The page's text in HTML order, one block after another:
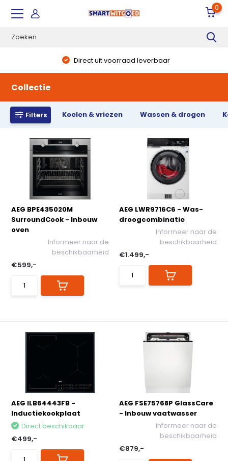
0
Direct uit voorraad leverbaar
Collectie
Filters Koelen & vriezen Wassen & drogen
AEG BPE435020M
SurroundCook - Inbouw
oven
Informeer naar de
beschikbaarheid
€599,-
AEG LWR9716C6 - Was-
droogcombinatie
Informeer naar de
beschikbaarheid
€1.499,-
AEG ILB64443FB -
Inductiekookplaat
Direct beschikbaar
€499,-
AEG FSE75768P GlassCare
- Inbouw vaatwasser
Informeer naar de
beschikbaarheid
€879,-